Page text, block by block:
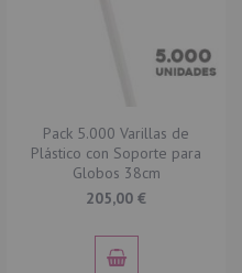
Pack 5.000 Varillas de
Plástico con Soporte para
Globos 38cm
205,00 €